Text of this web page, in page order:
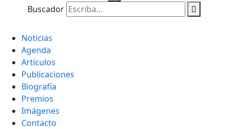
Buscador
Noticias
Agenda
Artículos
Publicaciones
Biografía
Premios
Imágenes
Contacto